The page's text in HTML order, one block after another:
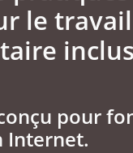
le travail
pour
Internet.